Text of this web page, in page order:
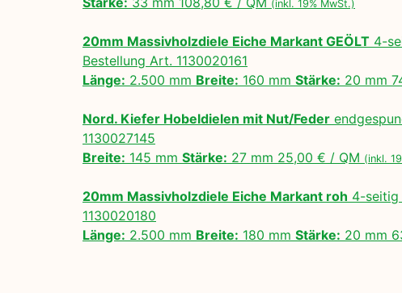
(inkl. 19% MwSt.)
20mm Massivholzdiele Eiche Markant GEÖLT 4-
Bestellung Art. 1130020161
Länge: 2.500 mm Breite: 160 mm Stärke: 20 mm
Nord. Kiefer Hobeldielen mit Nut/Feder
1130027145
Breite: 145 mm Stärke: 27 mm 25,00 € / QM (inkl.
20mm Massivholzdiele Eiche Markant roh 4-seitig
1130020180
Länge: 2.500 mm Breite: 180 mm Stärke: 20 mm